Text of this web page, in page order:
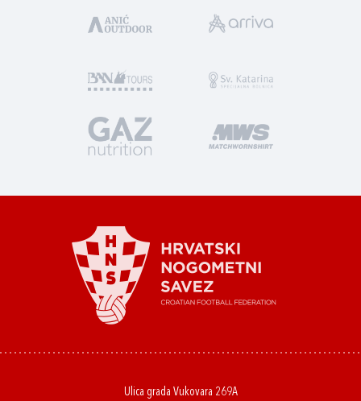
Ulica grada Vukovara 269A